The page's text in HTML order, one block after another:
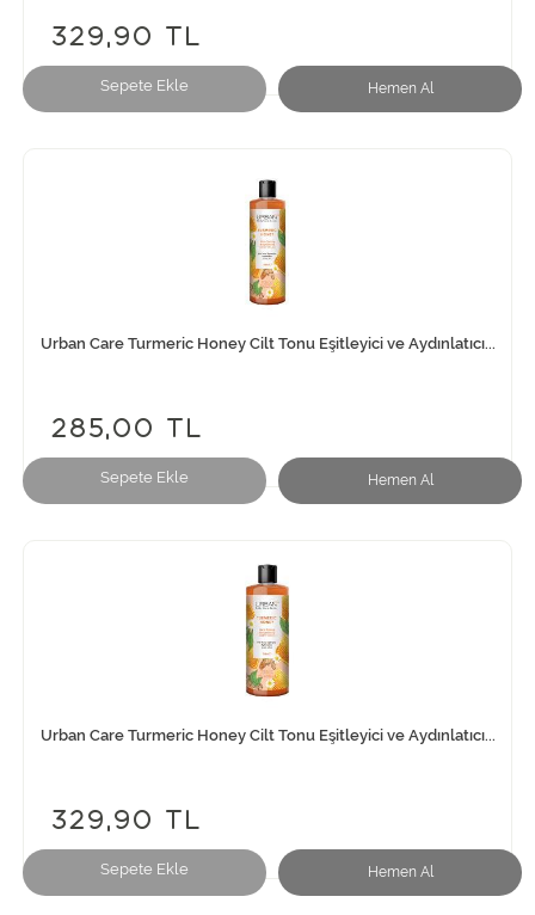
Sepete Ekle Hemen Al
329,90 TL
Sepete Ekle Hemen Al
Urban Care Turmeric Honey Cilt Tonu Eşitleyici ve Aydınlatıcı...
285,00 TL
Sepete Ekle Hemen Al
Urban Care Turmeric Honey Cilt Tonu Eşitleyici ve Aydınlatıcı...
329,90 TL